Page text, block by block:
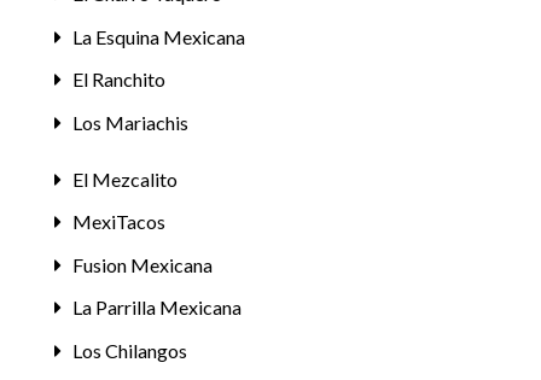
La Esquina Mexicana
El Ranchito
Los Mariachis
El Mezcalito
MexiTacos
Fusion Mexicana
La Parrilla Mexicana
Los Chilangos